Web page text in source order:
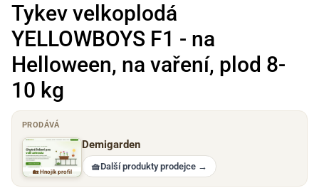
Tykev velkoplodá
YELLOWBOYS F1 - na
Helloween, na vaření, plod 8-
10 kg
PRODÁVÁ
🏡 Hnojík profil
Demigarden
🧺Další produkty prodejce →